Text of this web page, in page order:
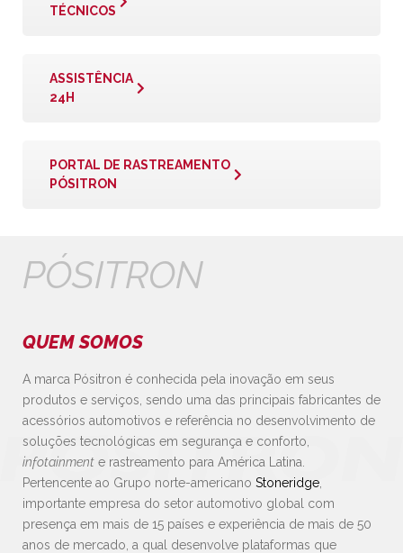
TÉCNICOS
ASSISTÊNCIA
24H
PORTAL DE RASTREAMENTO
PÓSITRON
PÓSITRON
QUEM SOMOS
A marca Pósitron é conhecida pela inovação em seus
produtos e serviços, sendo uma das principais fabricantes de
acessórios automotivos e referência no desenvolvimento de
soluções tecnológicas em segurança e conforto,
infotainment e rastreamento para América Latina.
Pertencente ao Grupo norte-americano Stoneridge
importante empresa do setor automotivo global com
presença em mais de 15 países e experiência de mais de 50
anos de mercado, a qual desenvolve plataformas que